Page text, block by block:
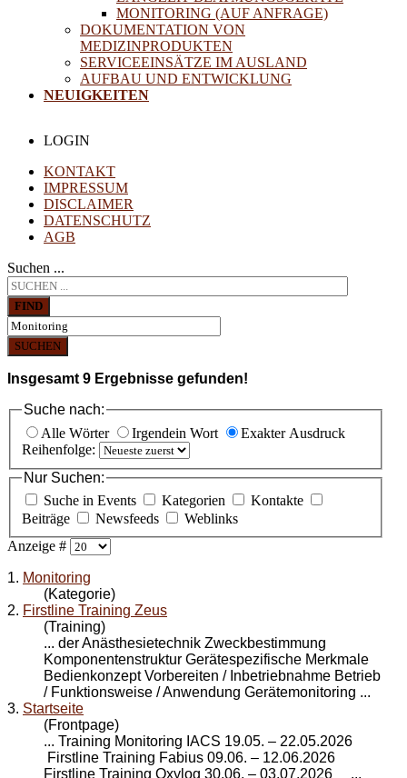
MONITORING (AUF ANFRAGE)
DOKUMENTATION VON
MEDIZINPRODUKTEN
SERVICEEINSÄTZE IM AUSLAND
AUFBAU UND ENTWICKLUNG
NEUIGKEITEN
LOGIN
KONTAKT
IMPRESSUM
DISCLAIMER
DATENSCHUTZ
AGB
Suchen ...
FIND
SUCHEN
Insgesamt 9 Ergebnisse gefunden!
Suche nach:
Alle Wörter
Irgendein Wort
Exakter Ausdruck
Reihenfolge:
Nur Suchen:
Suche in Events
Kategorien
Kontakte
Beiträge
Newsfeeds
Weblinks
Anzeige #
1. Monitoring
(Kategorie)
2. Firstline Training Zeus
(Training)
... der Anästhesietechnik Zweckbestimmung
Komponentenstruktur Gerätespezifische Merkmale
Bedienkonzept Vorbereiten / Inbetriebnahme Betrieb
/ Funktionsweise / Anwendung Gerätemonitoring ...
3. Startseite
(Frontpage)
... Training Monitoring IACS 19.05. – 22.05.2026
Firstline Training Fabius 09.06. – 12.06.2026
Firstline Training Oxylog 30.06. – 03.07.2026 ...